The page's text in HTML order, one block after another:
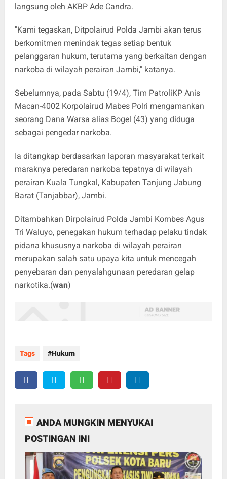
langsung oleh AKBP Ade Candra.
"Kami tegaskan, Ditpolairud Polda Jambi akan terus
berkomitmen menindak tegas setiap bentuk
pelanggaran hukum, terutama yang berkaitan dengan
narkoba di wilayah perairan Jambi," katanya.
Sebelumnya, pada Sabtu (19/4), Tim PatroliKP Anis
Macan-4002 Korpolairud Mabes Polri mengamankan
seorang Dana Warsa alias Bogel (43) yang diduga
sebagai pengedar narkoba.
Ia ditangkap berdasarkan laporan masyarakat terkait
maraknya peredaran narkoba tepatnya di wilayah
perairan Kuala Tungkal, Kabupaten Tanjung Jabung
Barat (Tanjabbar), Jambi.
Ditambahkan Dirpolairud Polda Jambi Kombes Agus
Tri Waluyo, penegakan hukum terhadap pelaku tindak
pidana khususnya narkoba di wilayah perairan
merupakan salah satu upaya kita untuk mencegah
penyebaran dan penyalahgunaan peredaran gelap
narkotika.(wan)
Tags Hukum
ANDA MUNGKIN MENYUKAI
POSTINGAN INI